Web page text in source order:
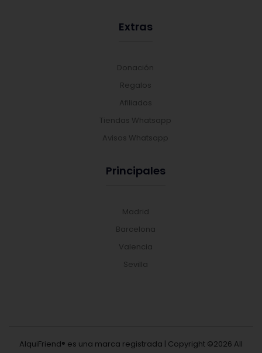
Extras
Donación
Regalos
Afiliados
Tiendas Whatsapp
Avisos Whatsapp
Principales
Madrid
Barcelona
Valencia
Sevilla
AlquiFriend® es una marca registrada | Copyright ©2026 All